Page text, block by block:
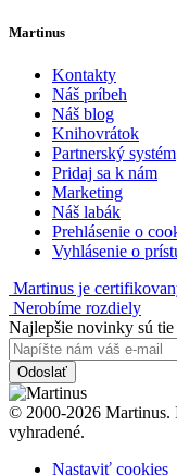
Martinus
Kontakty
Náš príbeh
Náš blog
Knihovrátok
Partnerský systém
Pridaj sa k nám
Marketing
Náš labák
Prehlásenie o
Vyhlásenie o
Martinus je
Nerobíme rozdiely
Najlepšie novinky sú
Odoslať
© 2000-2026 Martinus.
vyhradené.
Nastaviť cookies